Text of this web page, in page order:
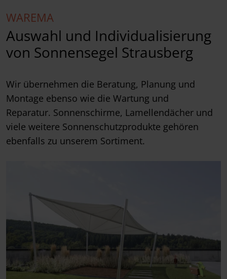
WAREMA
Auswahl und Individualisierung
von Sonnensegel Strausberg
Wir übernehmen die Beratung, Planung und
Montage ebenso wie die Wartung und
Reparatur. Sonnenschirme, Lamellendächer und
viele weitere Sonnenschutzprodukte gehören
ebenfalls zu unserem Sortiment.